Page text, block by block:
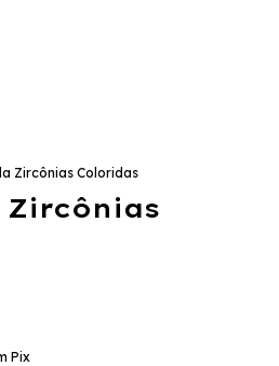
Zircônias Coloridas
Pix